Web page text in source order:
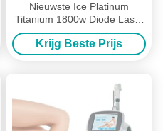
Nieuwste Ice Platinum
Titanium 1800w Diode Laser
808 1064 755 940nm Diode
Laser Ontharing Machine
Prijs
Krijg Beste Prijs